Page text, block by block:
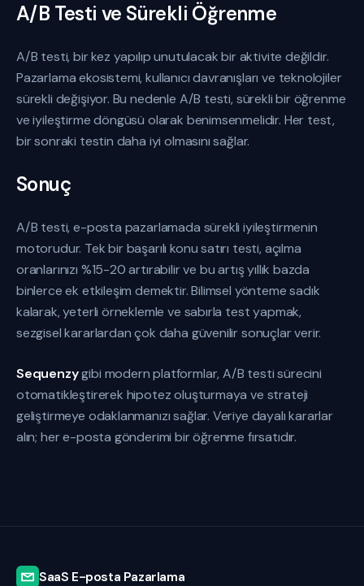
A/B Testi ve Sürekli Öğrenme
A/B testi, bir kez yapılıp unutulacak bir aktivite değildir.
Pazarlama ekosistemi, kullanıcı davranışları ve teknolojiler
sürekli değişiyor. Bu nedenle A/B testi, sürekli bir öğrenme
ve iyileştirme döngüsü olarak benimsenmelidir. Her test,
bir sonraki testin daha iyi olmasını sağlar.
Sonuç
A/B testi, e-posta pazarlamada sürekli iyileştirmenin
motorudur. Tek bir başarılı konu satırı testi, açılma
oranlarınızı %15-20 artırabilir ve bu artış yıllık bazda
binlerce ek etkileşim demektir. Bilimsel yönteme sadık
kalarak, yeterli örneklemle ve sabırla test yapmak,
sezgisel kararlardan çok daha güvenilir sonuçlar verir.
Sequenzygibi modern platformlar, A/B testi sürecini
otomatikleştirerek hipotez oluşturmaya ve strateji
geliştirmeye odaklanmanızı sağlar. Veriye dayalı kararlar
alın; her e-posta gönderimi bir öğrenme fırsatıdır.
SaaS E-posta Pazarlama